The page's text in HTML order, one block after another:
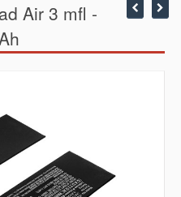
Air 3 mfl -